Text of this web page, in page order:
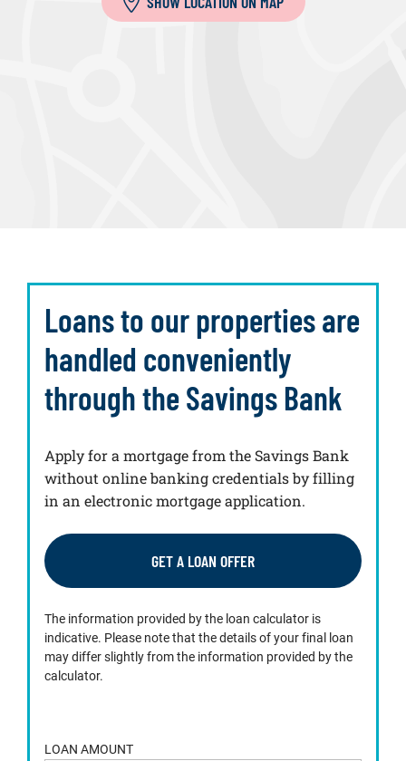
Loans to our properties are
handled conveniently
through the Savings Bank
Apply for a mortgage from the Savings Bank
without online banking credentials by filling
in an electronic mortgage application.
GET A LOAN OFFER
The information provided by the loan calculator is
indicative. Please note that the details of your final loan
may differ slightly from the information provided by the
calculator.
LOAN AMOUNT